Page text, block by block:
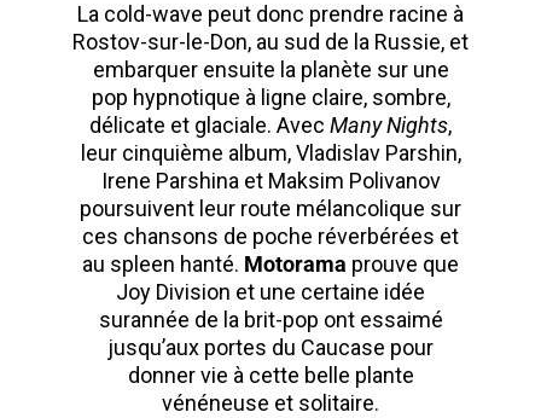
La cold-wave peut donc prendre racine à
Rostov-sur-le-Don, au sud de la Russie, et
embarquer ensuite la planète sur une
pop hypnotique à ligne claire, sombre,
délicate et glaciale. Avec Many Nights,
leur cinquième album, Vladislav Parshin,
Irene Parshina et Maksim Polivanov
poursuivent leur route mélancolique sur
ces chansons de poche réverbérées et
au spleen hanté. Motorama prouve que
Joy Division et une certaine idée
surannée de la brit-pop ont essaimé
jusqu’aux portes du Caucase pour
donner vie à cette belle plante
vénéneuse et solitaire.